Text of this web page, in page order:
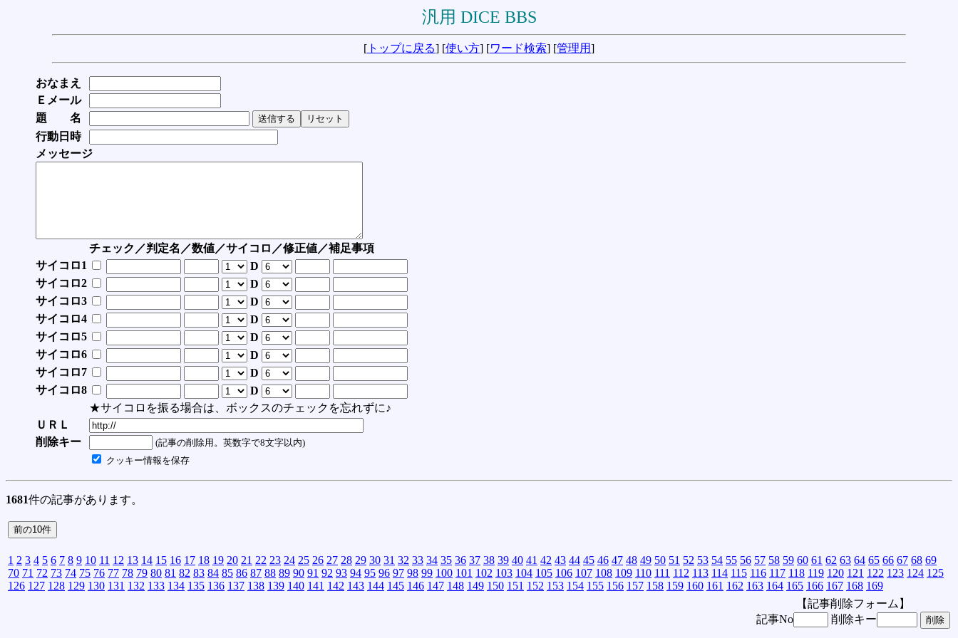
汎用 DICE BBS
[ トップに戻る] [使い方] [ワード検索] [管理用]
おなまえ
Ｅメール
題 名
行動日時
メッセージ
チェック／判定名／数値／サイコロ／修正値／補足事項
サイコロ1
D
サイコロ2
D
サイコロ3
D
サイコロ4
D
サイコロ5
D
サイコロ6
D
サイコロ7
D
サイコロ8
D
★サイコロを振る場合は、ボックスのチェックを忘れずに♪
ＵＲＬ
削除キー
(記事の削除用。英数字で8文字以内)
クッキー情報を保存
1681件の記事があります。
1 2 3 4 5 6 7 8 9 10 11 12 13 14 15 16 17 18 19 20 21 22 23 24 25 26 27 28 29 30 31 32 33 34 35 36 37 38 39 40 41 42 43 44 45 46 47 48 49 50 51 52 53 54 55 56 57 58 59 60 61 62 63 64 65 66 67 68 69
70 71 72 73 74 75 76 77 78 79 80 81 82 83 84 85 86 87 88 89 90 91 92 93 94 95 96 97 98 99 100 101 102 103 104 105 106 107 108 109 110 111 112 113 114 115 116 117 118 119 120 121 122 123 124 125
126 127 128 129 130 131 132 133 134 135 136 137 138 139 140 141 142 143 144 145 146 147 148 149 150 151 152 153 154 155 156 157 158 159 160 161 162 163 164 165 166 167 168 169
【記事削除フォーム】
記事No
削除キー